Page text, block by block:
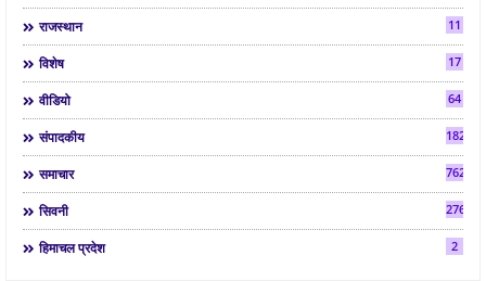
राजस्थान 11
विशेष 17
वीडियो 64
संपादकीय 182
समाचार 7624
सिवनी 2763
हिमाचल प्रदेश 2